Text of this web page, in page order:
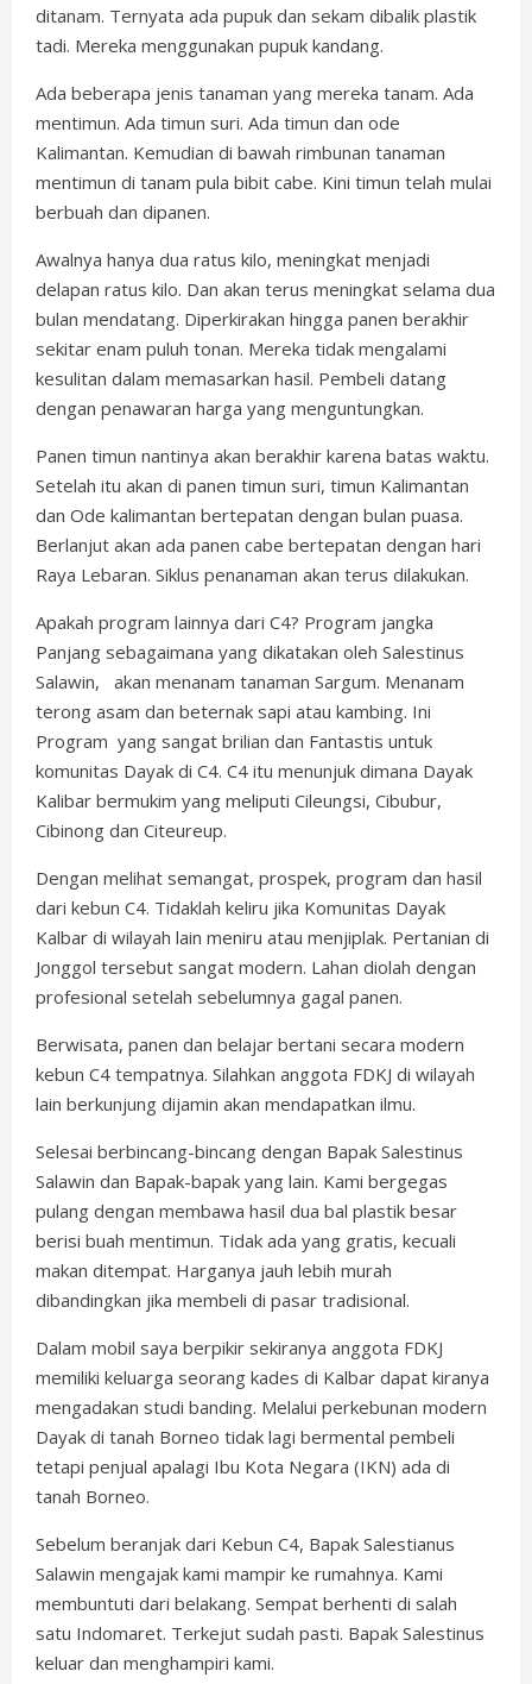
ditanam. Ternyata ada pupuk dan sekam dibalik plastik
tadi. Mereka menggunakan pupuk kandang.
Ada beberapa jenis tanaman yang mereka tanam. Ada
mentimun. Ada timun suri. Ada timun dan ode
Kalimantan. Kemudian di bawah rimbunan tanaman
mentimun di tanam pula bibit cabe. Kini timun telah mulai
berbuah dan dipanen.
Awalnya hanya dua ratus kilo, meningkat menjadi
delapan ratus kilo. Dan akan terus meningkat selama dua
bulan mendatang. Diperkirakan hingga panen berakhir
sekitar enam puluh tonan. Mereka tidak mengalami
kesulitan dalam memasarkan hasil. Pembeli datang
dengan penawaran harga yang menguntungkan.
Panen timun nantinya akan berakhir karena batas waktu.
Setelah itu akan di panen timun suri, timun Kalimantan
dan Ode kalimantan bertepatan dengan bulan puasa.
Berlanjut akan ada panen cabe bertepatan dengan hari
Raya Lebaran. Siklus penanaman akan terus dilakukan.
Apakah program lainnya dari C4? Program jangka
Panjang sebagaimana yang dikatakan oleh Salestinus
Salawin, akan menanam tanaman Sargum. Menanam
terong asam dan beternak sapi atau kambing. Ini
Program yang sangat brilian dan Fantastis untuk
komunitas Dayak di C4. C4 itu menunjuk dimana Dayak
Kalibar bermukim yang meliputi Cileungsi, Cibubur,
Cibinong dan Citeureup.
Dengan melihat semangat, prospek, program dan hasil
dari kebun C4. Tidaklah keliru jika Komunitas Dayak
Kalbar di wilayah lain meniru atau menjiplak. Pertanian di
Jonggol tersebut sangat modern. Lahan diolah dengan
profesional setelah sebelumnya gagal panen.
Berwisata, panen dan belajar bertani secara modern
kebun C4 tempatnya. Silahkan anggota FDKJ di wilayah
lain berkunjung dijamin akan mendapatkan ilmu.
Selesai berbincang-bincang dengan Bapak Salestinus
Salawin dan Bapak-bapak yang lain. Kami bergegas
pulang dengan membawa hasil dua bal plastik besar
berisi buah mentimun. Tidak ada yang gratis, kecuali
makan ditempat. Harganya jauh lebih murah
dibandingkan jika membeli di pasar tradisional.
Dalam mobil saya berpikir sekiranya anggota FDKJ
memiliki keluarga seorang kades di Kalbar dapat kiranya
mengadakan studi banding. Melalui perkebunan modern
Dayak di tanah Borneo tidak lagi bermental pembeli
tetapi penjual apalagi Ibu Kota Negara (IKN) ada di
tanah Borneo.
Sebelum beranjak dari Kebun C4, Bapak Salestianus
Salawin mengajak kami mampir ke rumahnya. Kami
membuntuti dari belakang. Sempat berhenti di salah
satu Indomaret. Terkejut sudah pasti. Bapak Salestinus
keluar dan menghampiri kami.